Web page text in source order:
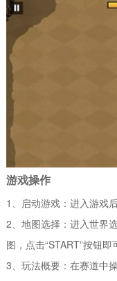
游戏操作
1、启动游戏：进入游戏
2、地图选择：进入世界
图，点击“START”按钮即
3、玩法概要：在赛道中